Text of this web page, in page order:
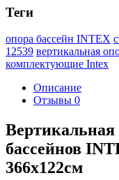
Теги
опора бассейн INTEX
12539 вертикальная
комплектующие Intex
Описание
Отзывы 0
бассейнов
366х122см